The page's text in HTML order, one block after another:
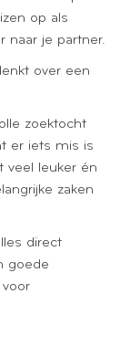
op als
naar je partner.
over een
zoektocht
er iets mis is
veel leuker én
zaken
direct
goede